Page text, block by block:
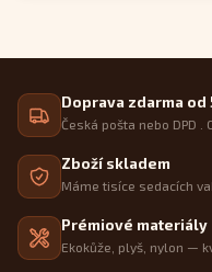
Doprava zdarma od
Česká pošta nebo DPD .
Zboží skladem
Máme tisíce sedacích
Prémiové materiály
Ekokůže, plyš, nylon —